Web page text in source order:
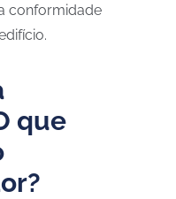
conformidade
que